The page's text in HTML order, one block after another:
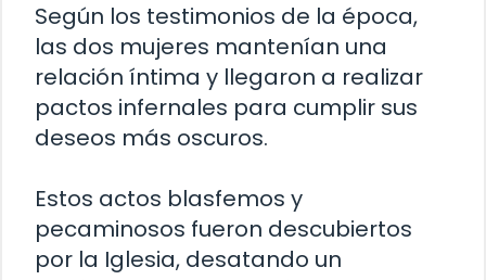
Según los testimonios de la época,
las dos mujeres mantenían una
relación íntima y llegaron a realizar
pactos infernales para cumplir sus
deseos más oscuros.
Estos actos blasfemos y
pecaminosos fueron descubiertos
por la Iglesia, desatando un